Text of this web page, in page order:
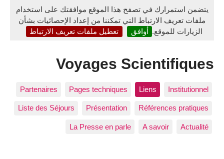
يتضمن استمرارك في تصفح هذا الموقع موافقتك على استخدام
ملفات تعريف الارتباط التي تمكننا من إعداد الإحصائيات بشأن
الزيارات للموقع. أوافق تعطيل ملفات تعريف الارتباط
Voyages Scientifiques
Institutionnel
Liens
Pages techniques
Partenaires
Références pratiques
Présentation
Liste des Séjours
Actualité
A savoir
La Presse en parle